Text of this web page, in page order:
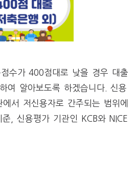
수가 400점대로 낮을 경우 대출
여 알아보도록 하겠습니다. 신용
서 저신용자로 간주되는 범위에
, 신용평가 기관인 KCB와 NICE